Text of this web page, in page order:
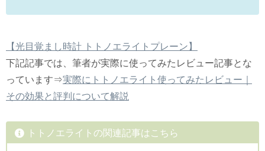
【光目覚まし時計 トトノエライトプレーン】
下記記事では、筆者が実際に使ってみたレビュー記事とな
っています⇒実際にトトノエライト使ってみたレビュー｜
その効果と評判について解説
トトノエライトの関連記事はこちら